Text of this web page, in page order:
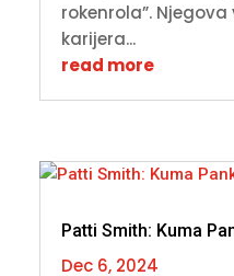
rokenrola”.
karijera...
read more
Patti Smith: Kuma
Dec 6, 2024